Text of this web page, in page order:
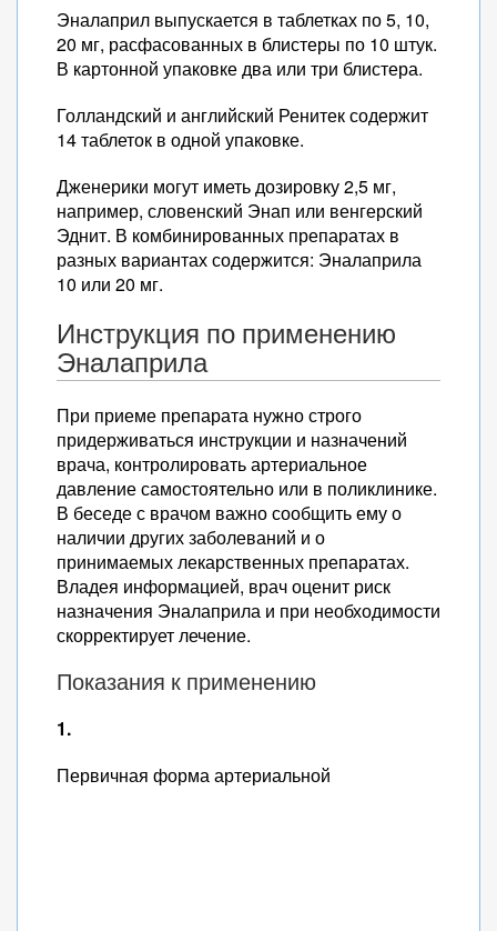
Эналаприл выпускается в таблетках по 5, 10,
20 мг, расфасованных в блистеры по 10 штук.
В картонной упаковке два или три блистера.
Голландский и английский Ренитек содержит
14 таблеток в одной упаковке.
Дженерики могут иметь дозировку 2,5 мг,
например, словенский Энап или венгерский
Эднит. В комбинированных препаратах в
разных вариантах содержится: Эналаприла
10 или 20 мг.
Инструкция по применению
Эналаприла
При приеме препарата нужно строго
придерживаться инструкции и назначений
врача, контролировать артериальное
давление самостоятельно или в поликлинике.
В беседе с врачом важно сообщить ему о
наличии других заболеваний и о
принимаемых лекарственных препаратах.
Владея информацией, врач оценит риск
назначения Эналаприла и при необходимости
скорректирует лечение.
Показания к применению
1.
Первичная форма артериальной